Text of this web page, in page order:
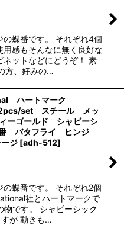
の蝶番です。 それぞれ4個
用感もそんなに無く良好な
ットなどにどうぞ！ 素
方、好みの…
ハートマーク
set スチール メッ
ゴールド シャビーシ
バタフライ ヒンジ
ジ [adh-512]
蝶番です。 それぞれ2個
社とハートマークで
です。 シャビーシック
すが 動きも…